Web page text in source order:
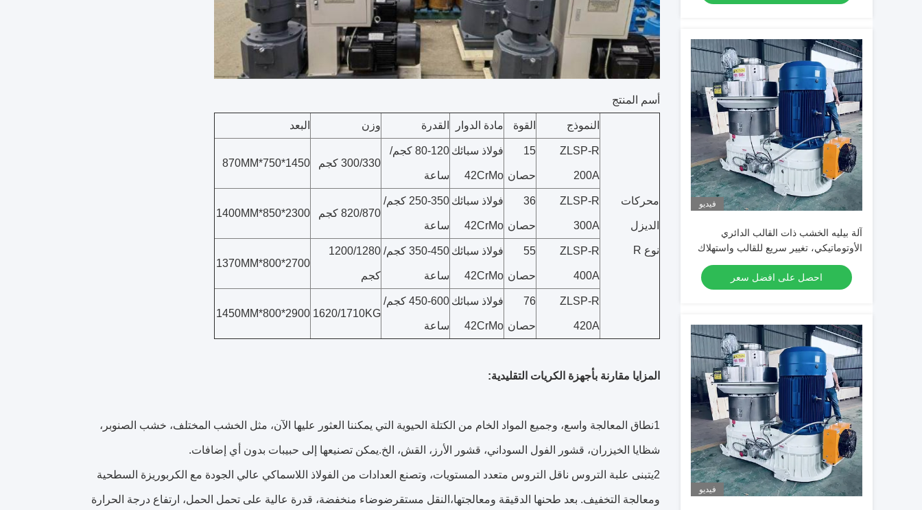
فيديو
آلة بيليه الخشب ذات القالب الدائري
الأوتوماتيكي، تغيير سريع للقالب واستهلاك
منخفض للطاقة لمصانع بيليه الكتلة الحيوية
احصل على افضل سعر
فيديو
أسم المنتج
محركات
الديزل
نوع R
النموذج القوة مادة الدوار القدرة وزن البعد
ZLSP-R
200A
15
حصان
فولاذ سبائك
42CrMo
80-120 كجم/
ساعة
300/330 كجم 1450*750*870MM
ZLSP-R
300A
36
حصان
فولاذ سبائك
42CrMo
250-350 كجم/
ساعة
820/870 كجم 2300*850*1400MM
ZLSP-R
400A
55
حصان
فولاذ سبائك
42CrMo
350-450 كجم/
ساعة
1200/1280
كجم
2700*800*1370MM
ZLSP-R
420A
76
حصان
فولاذ سبائك
42CrMo
450-600 كجم/
ساعة
1620/1710KG
2900*800*1450MM
المزايا مقارنة بأجهزة الكريات التقليدية:
1نطاق المعالجة واسع، وجميع المواد الخام من الكتلة الحيوية التي يمكننا العثور عليها الآن، مثل الخشب المختلف، خشب الصنوبر،
شظايا الخيزران، قشور الفول السوداني، قشور الأرز، القش، الخ.يمكن تصنيعها إلى حبيبات بدون أي إضافات.
2يتبنى علبة التروس ناقل التروس متعدد المستويات، وتصنع العدادات من الفولاذ اللاسماكي عالي الجودة مع الكربوريزة السطحية
ومعالجة التخفيف. بعد طحنها الدقيقة ومعالجتها،النقل مستقرضوضاء منخفضة، قدرة عالية على تحمل الحمل، ارتفاع درجة الحرارة